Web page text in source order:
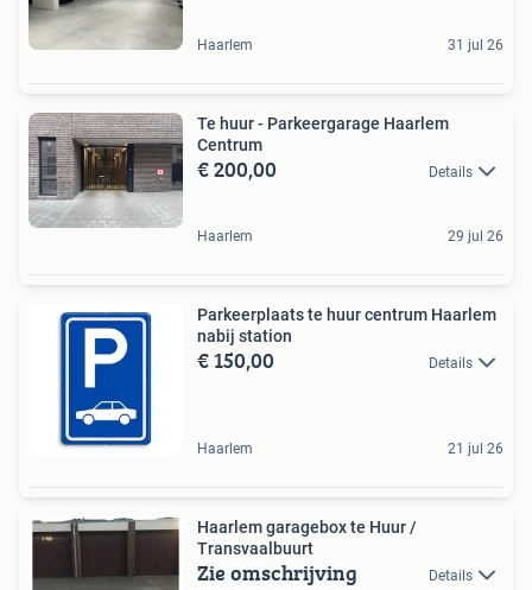
Haarlem 31 jul 26
Te huur - Parkeergarage Haarlem
Centrum
€ 200,00 Details
Haarlem 29 jul 26
Parkeerplaats te huur centrum Haarlem
nabij station
€ 150,00 Details
Haarlem 21 jul 26
Haarlem garagebox te Huur /
Transvaalbuurt
Zie omschrijving Details